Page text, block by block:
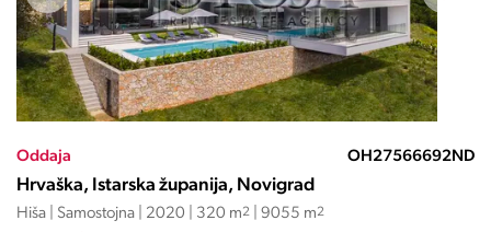
Oddaja OH27566692ND
Hrvaška, Istarska županija, Novigrad
Hiša | Samostojna | 2020 | 320 m2 | 9055 m2